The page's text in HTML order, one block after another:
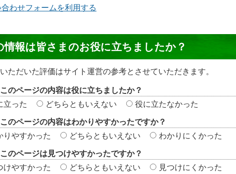
わせフォームを利用する
情報は皆さまのお役に立ちましたか？
ただいた評価はサイト運営の参考とさせていただきます。
のページの内容は役に立ちましたか？
立った
どちらともいえない 役に立たなかった
のページの内容はわかりやすかったですか？
りやすかった
どちらともいえない わかりにくかった
のページは見つけやすかったですか？
けやすかった
どちらともいえない 見つけにくかった